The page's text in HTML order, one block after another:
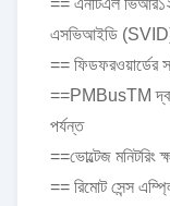
এসভিআইডি
== ফিডফরওয়ার্ডের
==PMBusTM
পর্যন্ত
==ভোল্টেজ মনিটরিং
== রিমোট সেন্স